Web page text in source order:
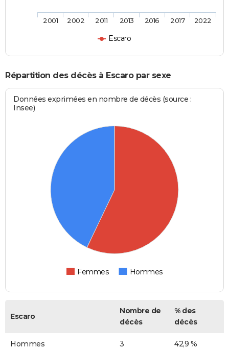
Escaro
2001 2002 2011 2013 2016 2017 2022
Répartition des décès à Escaro par sexe
Données exprimées en nombre de décès (source :
Insee)
Femmes Hommes
Escaro
Nombre de
décès
% des
décès
Hommes 3 42,9 %